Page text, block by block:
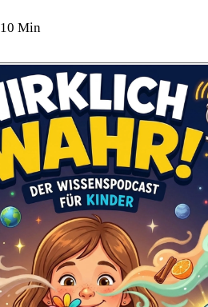
10 Min